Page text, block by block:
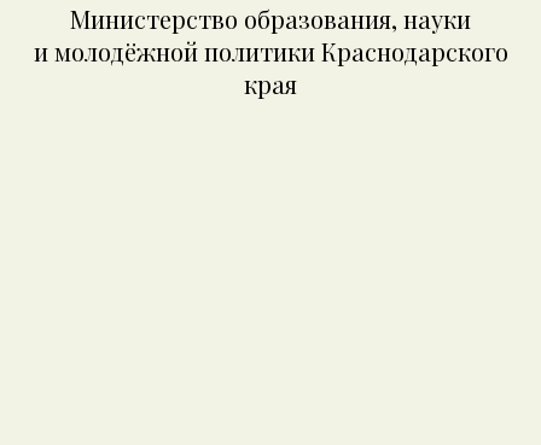
Министерство образования, науки
и молодёжной политики Краснодарского
края